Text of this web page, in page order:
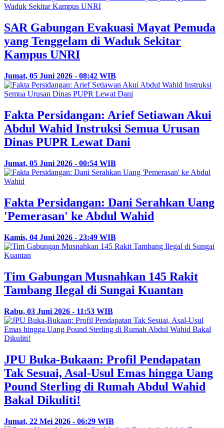
SAR Gabungan Evakuasi Mayat Pemuda
yang Tenggelam di Waduk Sekitar
Kampus UNRI
Jumat, 05 Juni 2026 - 08:42 WIB
Fakta Persidangan: Arief Setiawan Akui
Abdul Wahid Instruksi Semua Urusan
Dinas PUPR Lewat Dani
Jumat, 05 Juni 2026 - 00:54 WIB
Fakta Persidangan: Dani Serahkan Uang
'Pemerasan' ke Abdul Wahid
Kamis, 04 Juni 2026 - 23:49 WIB
Tim Gabungan Musnahkan 145 Rakit
Tambang Ilegal di Sungai Kuantan
Rabu, 03 Juni 2026 - 11:53 WIB
JPU Buka-Bukaan: Profil Pendapatan
Tak Sesuai, Asal-Usul Emas hingga Uang
Pound Sterling di Rumah Abdul Wahid
Bakal Dikuliti!
Jumat, 22 Mei 2026 - 06:29 WIB